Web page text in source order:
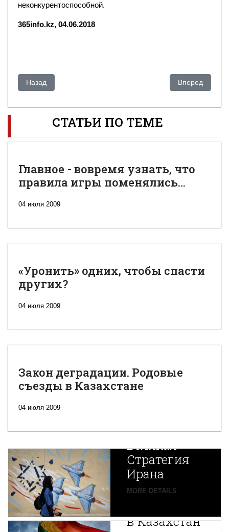
неконкурентоспособной.
365info.kz, 04.06.2018
Предыдущий: Преемник во многих лицах: кого Назарбаев
Назад Следующий:
Вперед
СТАТЬИ ПО ТЕМЕ
Главное - вовремя узнать, что
правила игры поменялись...
04 июля 2009
«Уронить» одних, чтобы спасти
других?
04 июля 2009
Закон деградации. Родовые
съезды в Казахстане
04 июля 2009
Новая
Великая
Стратегия
Ирана
MORE DETAILS
Путин
в Казахстан
Центральной